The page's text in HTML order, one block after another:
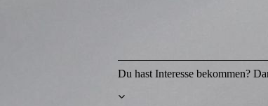
Du hast Interesse bekommen?